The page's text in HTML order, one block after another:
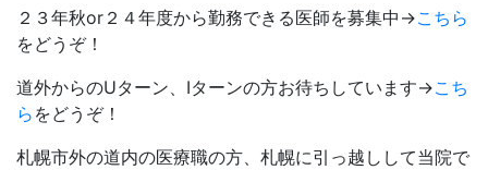
２３年秋or２４年度から勤務できる医師を募集中→こちら
をどうぞ！
道外からのUターン、Iターンの方お待ちしています→こち
ら をどうぞ！
札幌市外の道内の医療職の方、札幌に引っ越しして当院で